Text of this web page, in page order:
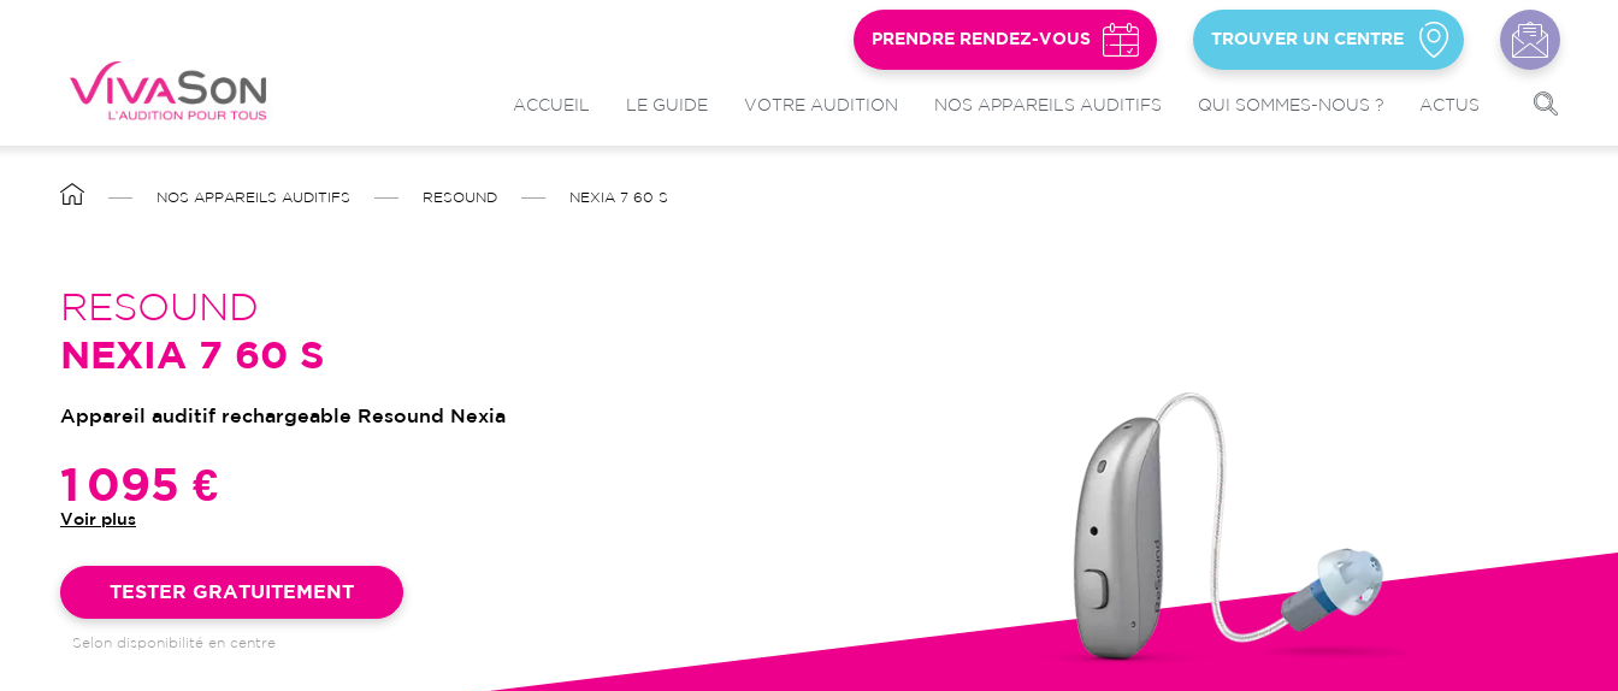
contenu
ACCUEIL LE GUIDE VOTRE AUDITION NOS APPAREILS AUDITIFS QUI SOMMES-NOUS ? ACTUS
PRENDRE RENDEZ-VOUS TROUVER UN CENTRE
FIL
NOS APPAREILS AUDITIFS RESOUND NEXIA 7 60 S
RESOUND
NEXIA 7 60 S
Appareil auditif rechargeable Resound Nexia
1 095 €
Voir plus
TESTER GRATUITEMENT
Selon disponibilité en centre